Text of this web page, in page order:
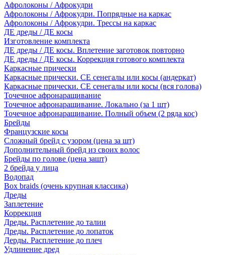
Афролоконы / Афрокудри
Афролоконы / Афрокудри. Попрядные на каркас
Афролоконы / Афрокудри. Трессы на каркас
ДЕ дреды / ДЕ косы
Изготовление комплекта
ДЕ дреды / ДЕ косы. Вплетение заготовок повторно
ДЕ дреды / ДЕ косы. Коррекция готового комплекта
Каркасные прически
Каркасные прически. СЕ сенегалы или косы (андеркат)
Каркасные прически. СЕ сенегалы или косы (вся голова)
Точечное афронаращивание
Точечное афронаращивание. Локально (за 1 шт)
Точечное афронаращивание. Полный объем (2 ряда кос)
Брейды
Французские косы
Сложный брейд с узором (цена за шт)
Дополнительный брейд из своих волос
Брейды по голове (цена зашт)
2 брейда у лица
Водопад
Box braids (очень крупная классика)
Дреды
Заплетение
Коррекция
Дреды. Расплетение до талии
Дреды. Расплетение до лопаток
Дерды. Расплетение до плеч
Удлинение дред